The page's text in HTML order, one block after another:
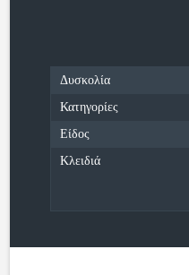
Δυσκολία
Κατηγορίες
Είδος
Κλειδιά